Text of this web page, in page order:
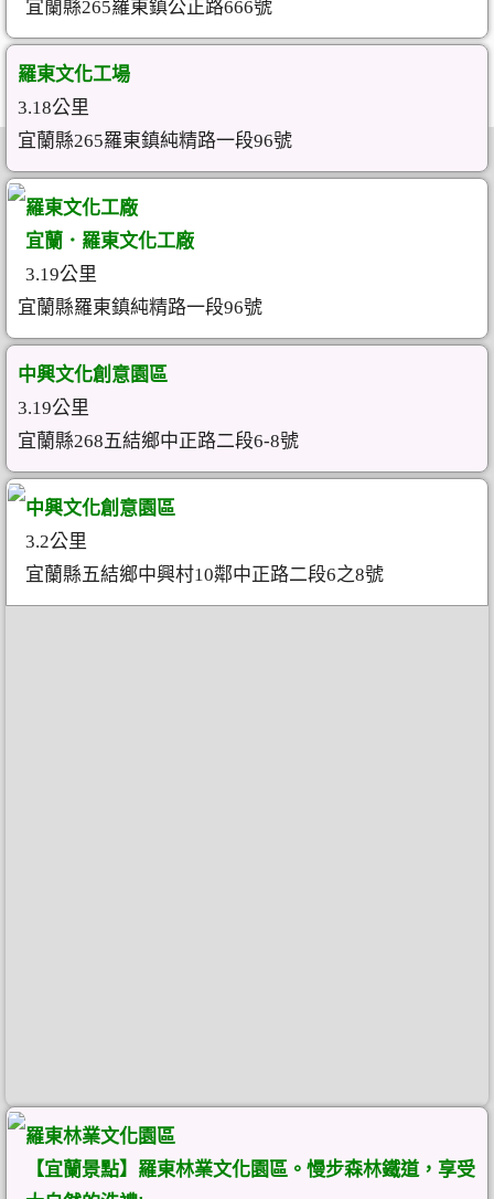
宜蘭縣265羅東鎮公正路666號
羅東文化工場
3.18公里
宜蘭縣265羅東鎮純精路一段96號
羅東文化工廠
宜蘭．羅東文化工廠
3.19公里
宜蘭縣羅東鎮純精路一段96號
中興文化創意園區
3.19公里
宜蘭縣268五結鄉中正路二段6-8號
中興文化創意園區
3.2公里
宜蘭縣五結鄉中興村10鄰中正路二段6之8號
羅東林業文化園區
【宜蘭景點】羅東林業文化園區。慢步森林鐵道，享受